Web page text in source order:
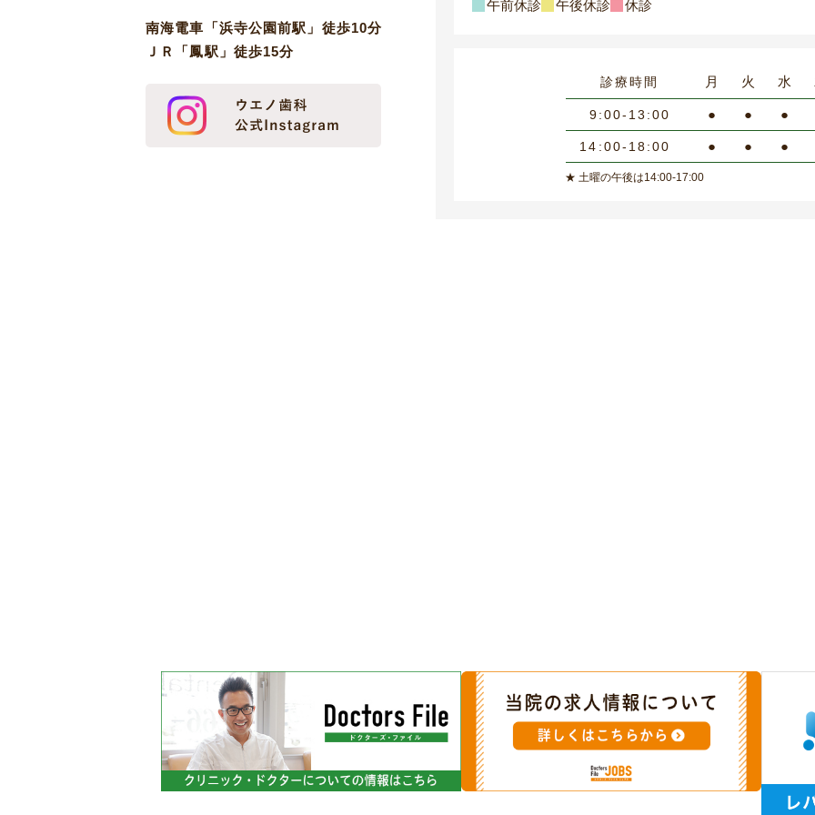
午前休診 午後休診 休診
診療時間 月 火 水
9:00-13:00 ● ● ●
14:00-18:00 ● ● ●
★ 土曜の午後は14:00-17:00
南海電車「浜寺公園前駅」徒歩10分
ＪＲ「鳳駅」徒歩15分